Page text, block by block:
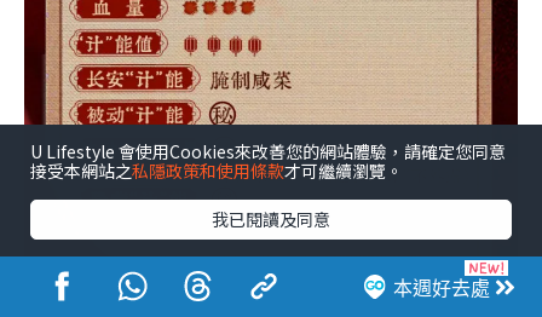
本週好去處
U Lifestyle 會使用Cookies來改善您的網站體驗，請確定您同意
接受本網站之私隱政策和使用條款才可繼續瀏覽。
我已閱讀及同意